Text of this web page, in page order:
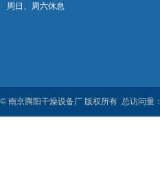
周日、周六休息
© 南京腾阳干燥设备厂 版权所有 总访问量：